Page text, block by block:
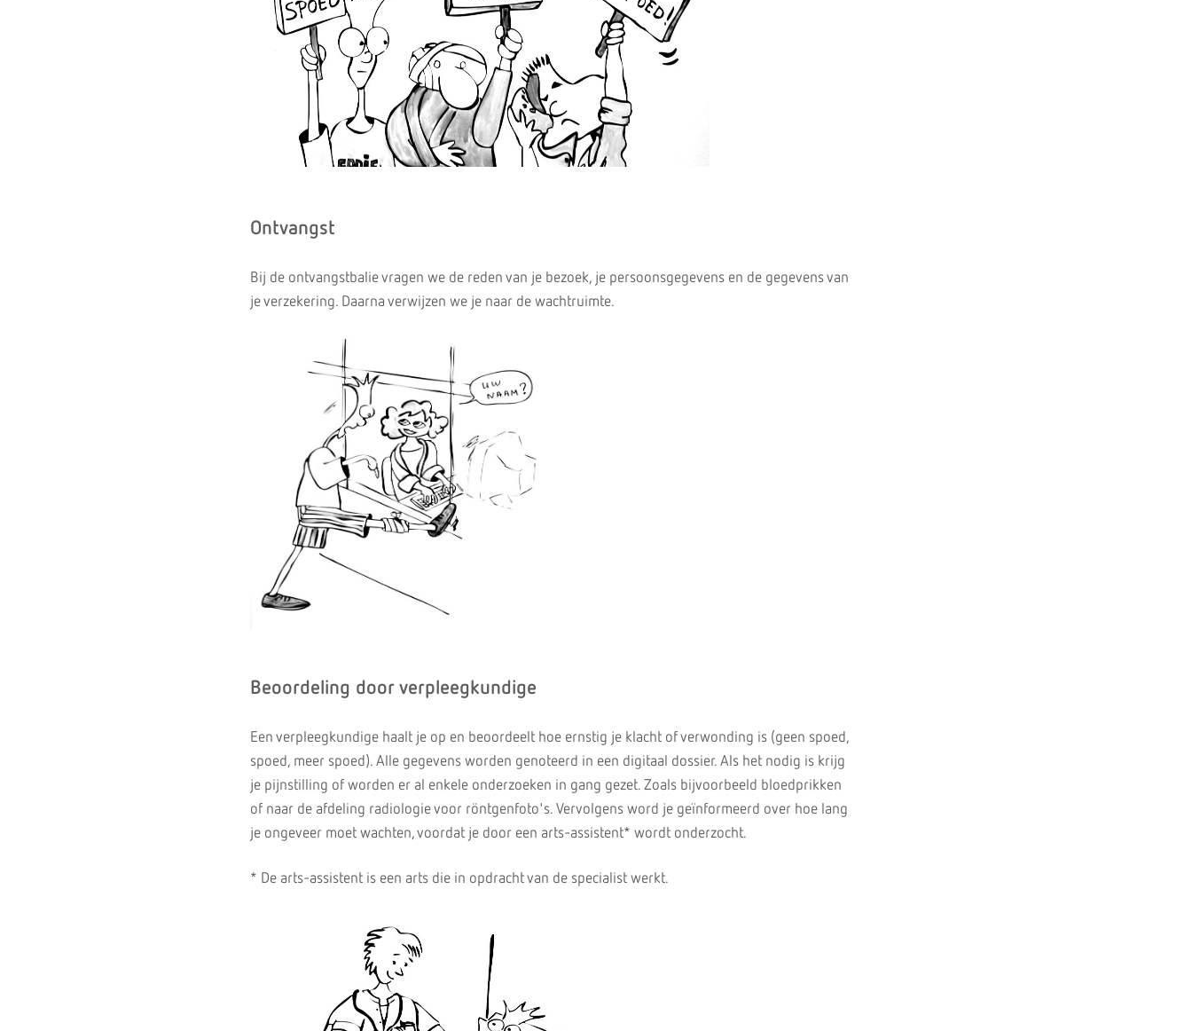
Ontvangst
Bij de ontvangstbalie vragen we de reden van je bezoek, je persoonsgegevens en de gegevens van
je verzekering. Daarna verwijzen we je naar de wachtruimte.
Beoordeling door verpleegkundige
Een verpleegkundige haalt je op en beoordeelt hoe ernstig je klacht of verwonding is (geen spoed,
spoed, meer spoed). Alle gegevens worden genoteerd in een digitaal dossier. Als het nodig is krijg
je pijnstilling of worden er al enkele onderzoeken in gang gezet. Zoals bijvoorbeeld bloedprikken
of naar de afdeling radiologie voor röntgenfoto's. Vervolgens word je geïnformeerd over hoe lang
je ongeveer moet wachten, voordat je door een arts-assistent* wordt onderzocht.
* De arts-assistent is een arts die in opdracht van de specialist werkt.